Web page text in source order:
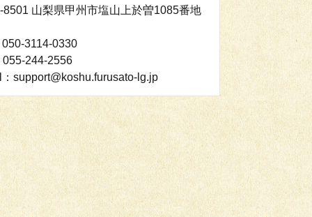
8501 山梨県甲州市塩山上於曽1085番地
3114-0330
055-244-2556
support@koshu.furusato-lg.jp